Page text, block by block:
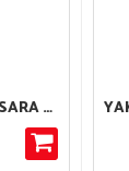
CORPUS DEL MUNI SARA SELECCIÓN